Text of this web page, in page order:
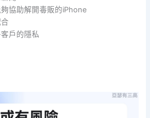
協助解開毒販的iPhone
戶的隱私